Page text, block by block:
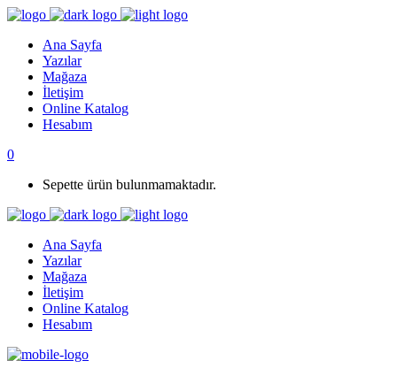
Ana Sayfa
Yazılar
Mağaza
İletişim
Online Katalog
Hesabım
0
Sepette ürün bulunmamaktadır.
Ana Sayfa
Yazılar
Mağaza
İletişim
Online Katalog
Hesabım